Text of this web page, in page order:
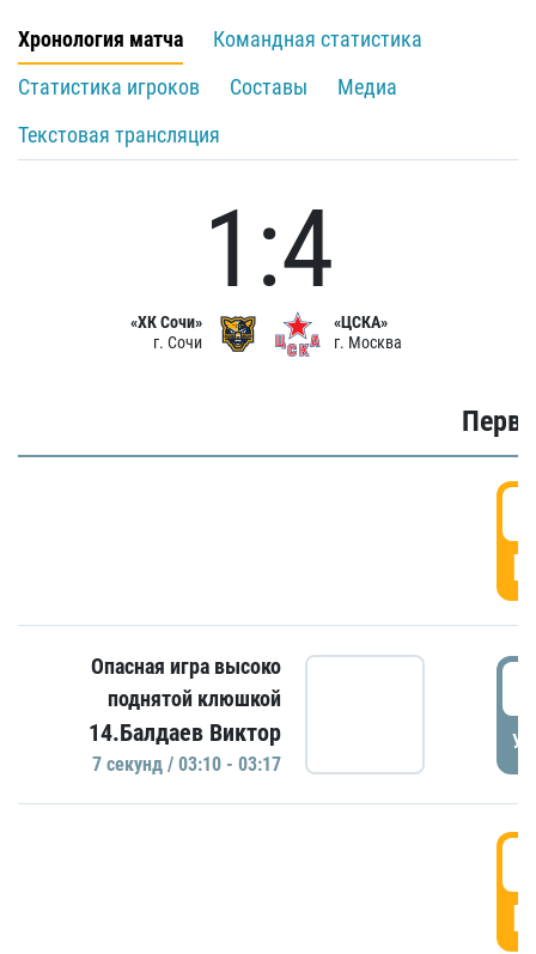
Хронология матча
Командная статистика
Статистика игроков
Составы
Медиа
Текстовая трансляция
«ХК Сочи»
г. Сочи
1:4
«ЦСКА»
г. Москва
Опасная игра высоко
поднятой клюшкой
14.Балдаев Виктор
7 секунд / 03:10 - 03:17